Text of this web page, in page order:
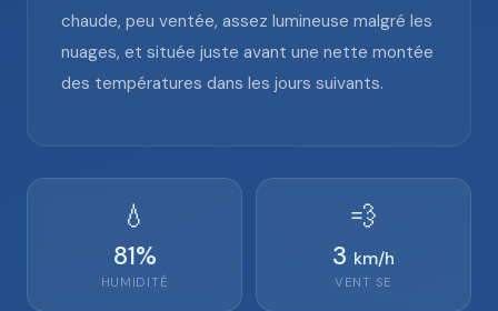
chaude, peu ventée, assez lumineuse malgré les
nuages, et située juste avant une nette montée
des températures dans les jours suivants.
💧
81%
HUMIDITÉ
💨
3 km/h
VENT SE